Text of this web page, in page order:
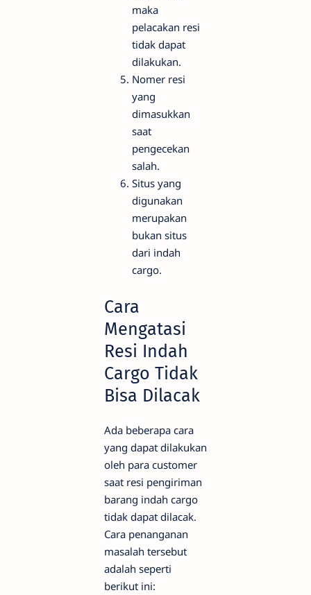
maka
pelacakan resi
tidak dapat
dilakukan.
Nomer resi
yang
dimasukkan
saat
pengecekan
salah.
Situs yang
digunakan
merupakan
bukan situs
dari indah
cargo.
Cara
Mengatasi
Resi Indah
Cargo Tidak
Bisa Dilacak
Ada beberapa cara
yang dapat dilakukan
oleh para customer
saat resi pengiriman
barang indah cargo
tidak dapat dilacak.
Cara penanganan
masalah tersebut
adalah seperti
berikut ini: